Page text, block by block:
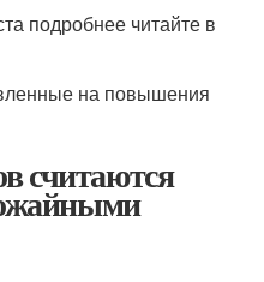
подробнее читайте в
на повышения
считаются